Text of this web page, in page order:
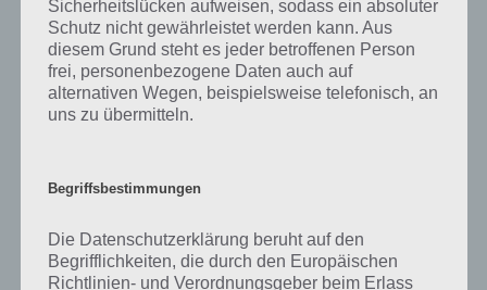
Das ist 94%
In der App 94% musst du verschiedene Sachverhalte und Aufgaben
gefragt aus einer bekannten TV-Show wurden auch in 94% andere
weiter. Da dies manchmal etwas schwierig ist, findest du auf
touchportal.de die Antworten für alle Level für 94 Prozent!
Sicherheitslücken aufweisen, sodass ein absoluter
Schutz nicht gewährleistet werden kann. Aus
diesem Grund steht es jeder betroffenen Person
frei, personenbezogene Daten auch auf
alternativen Wegen, beispielsweise telefonisch, an
uns zu übermitteln.
Begriffsbestimmungen
Die Datenschutzerklärung beruht auf den
Begrifflichkeiten, die durch den Europäischen
Richtlinien- und Verordnungsgeber beim Erlass